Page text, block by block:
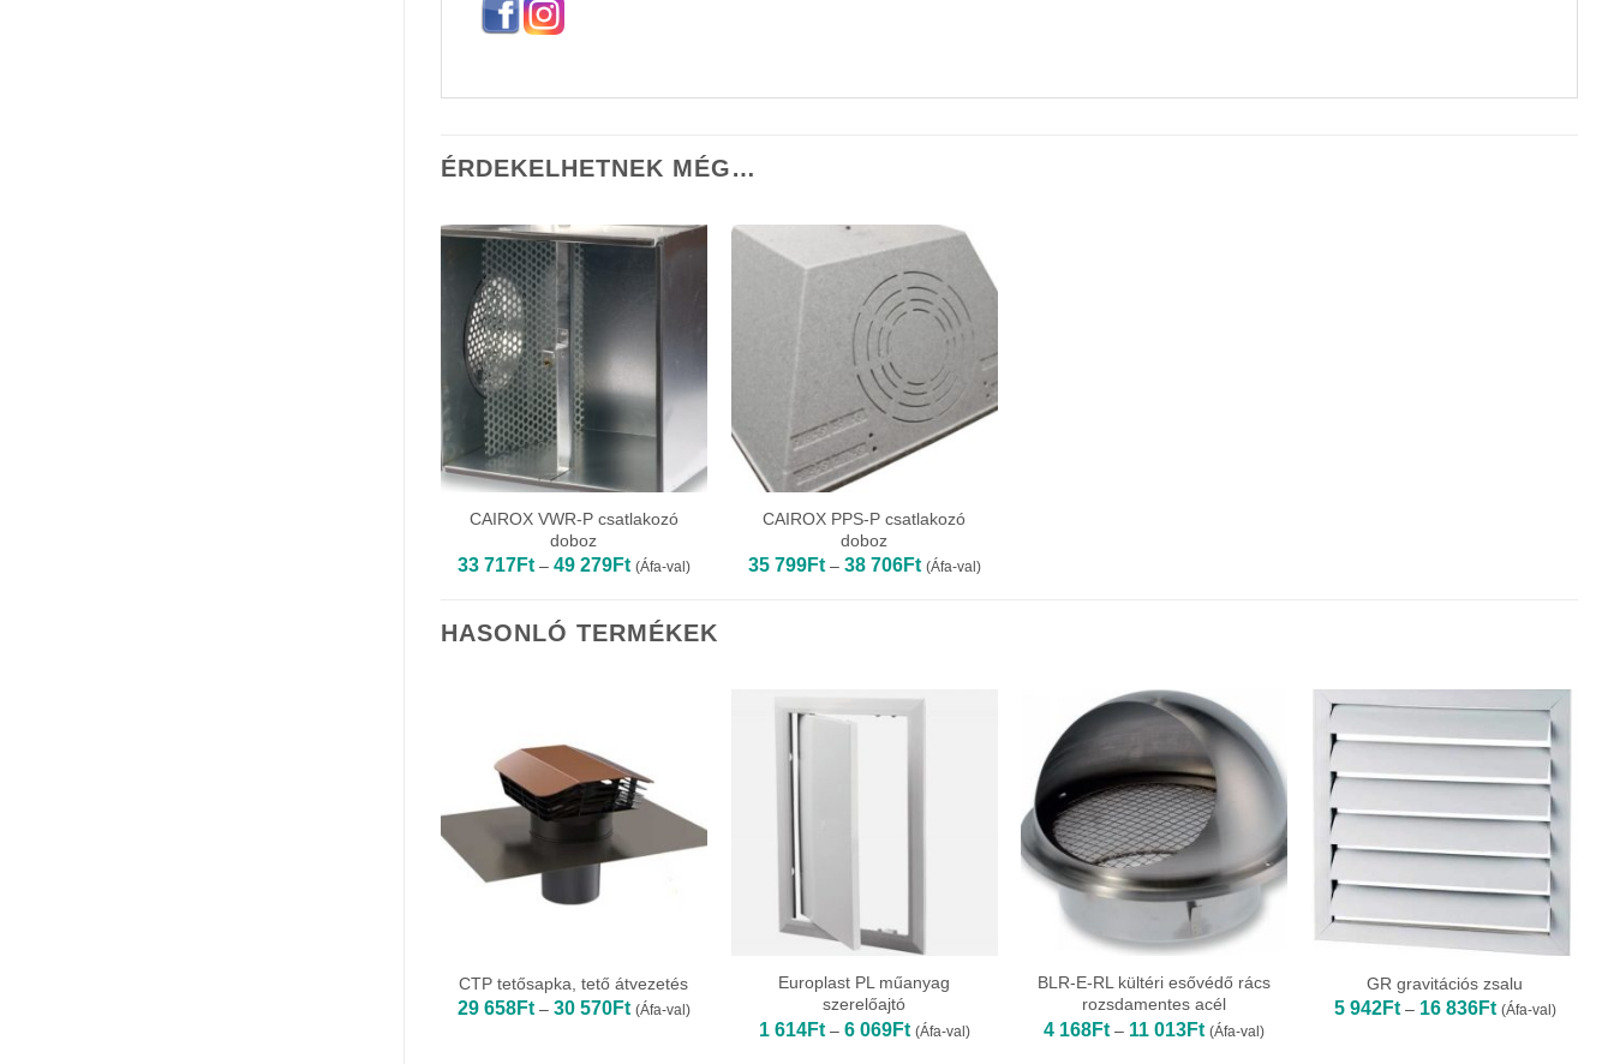
ÉRDEKELHETNEK MÉG…
CAIROX VWR-P csatlakozó
doboz
33 717Ft – 49 279FtÁrtartomány:
33
49
279Ft
(Áfa-val)
CAIROX PPS-P csatlakozó
doboz
35 799Ft – 38 706FtÁrtartomány:
35
(Áfa-val)
HASONLÓ TERMÉKEK
CTP tetősapka, tető átvezetés
29 658Ft – 30 570FtÁrtartomány:
29
(Áfa-val)
Europlast PL műanyag
szerelőajtó
1 614Ft – 6 069FtÁrtartomány:
1
(Áfa-val)
BLR-E-RL kültéri esővédő rács
rozsdamentes acél
4 168Ft – 11 013FtÁrtartomány:
4
(Áfa-val)
GR gravitációs zsalu
5 942Ft – 16 836FtÁrtartomány:
5
(Áfa-val)